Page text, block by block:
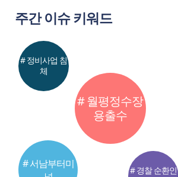
주간 이슈 키워드
# 월평정수장
용출수
# 서남부터미
# 정비사업 침
체
# 경찰 순환인